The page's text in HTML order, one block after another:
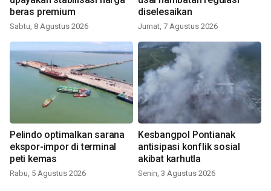
beras premium
Sabtu, 8 Agustus 2026
diselesaikan
Jumat, 7 Agustus 2026
Pelindo optimalkan sarana
ekspor-impor di terminal
peti kemas
Rabu, 5 Agustus 2026
Kesbangpol Pontianak
antisipasi konflik sosial
akibat karhutla
Senin, 3 Agustus 2026